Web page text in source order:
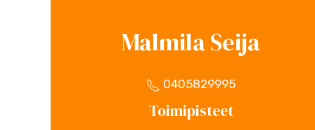
Malmila Seija
0405829995
Toimipisteet